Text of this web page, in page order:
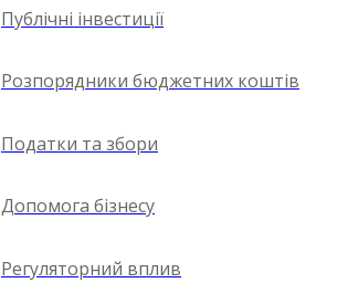
Публічні інвестиції
Розпорядники бюджетних коштів
Податки та збори
Допомога бізнесу
Регуляторний вплив